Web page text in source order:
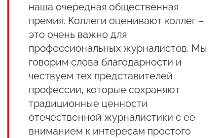
наша очередная общественная
премия. Коллеги оценивают коллег –
это очень важно для
профессиональных журналистов. Мы
говорим слова благодарности и
чествуем тех представителей
профессии, которые сохраняют
традиционные ценности
отечественной журналистики с ее
вниманием к интересам простого